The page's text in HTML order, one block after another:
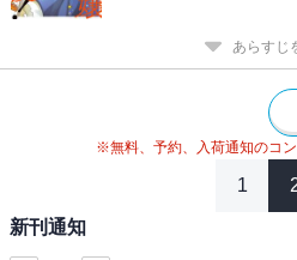
あらすじ
※無料、予約、入荷通知のコ
1
新刊通知